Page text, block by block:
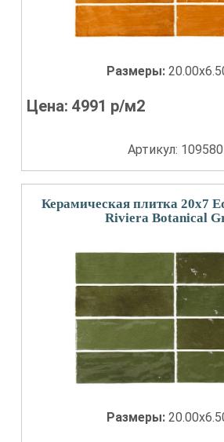
Размеры:
Цена:4991 р/м2
Артикул: 109580
Керамическая плитка 20x7
Riviera Botanical
Размеры: